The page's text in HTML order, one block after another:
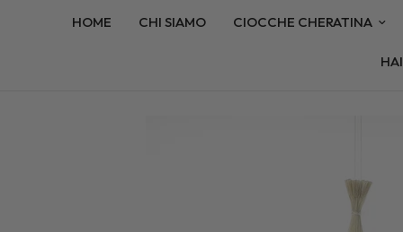
HOME CHI SIAMO CIOCCHE CHERATINA